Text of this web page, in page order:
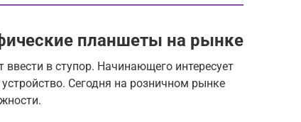
планшеты на рынке
в ступор. Начинающего интересует
Сегодня на розничном рынке